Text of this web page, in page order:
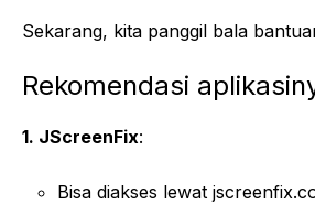
Sekarang, kita panggil bala
Rekomendasi
1. JScreenFix:
Bisa diakses lewat